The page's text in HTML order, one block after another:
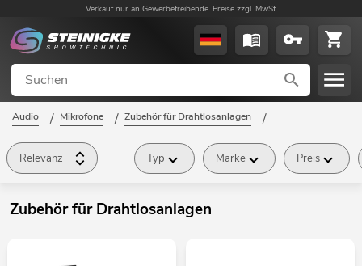
Verkauf nur an Gewerbetreibende. Preise zzgl. MwSt.
Audio / Mikrofone / Zubehör für Drahtlosanlagen /
Relevanz Typ Marke Preis
Zubehör für Drahtlosanlagen